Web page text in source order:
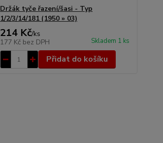
Držák tyče řazení/šasi - Typ
1/2/3/14/181 (1950 » 03)
214 Kč/ks
177 Kč bez DPH Skladem 1 ks
Přidat do košíku